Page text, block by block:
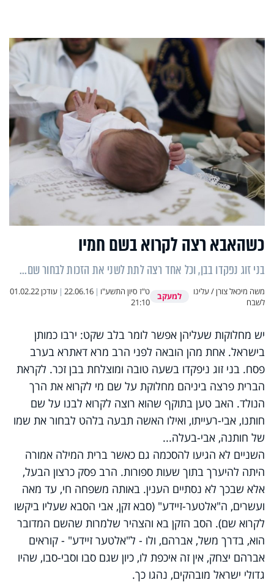
כשהאבא רצה לקרוא בשם חמיו
בני זוג נפקדו בבן, וכל אחד רצה לתת לשני את הזכות לבחור שם...
משה מיכאל צורן / עלינו
לשבח
למעקב ט"ז סיון התשע"ו |
22.06.16
| עודכן01.02.22
21:10
יש מחלוקות שעליהן אפשר לומר בלב שקט: ירבו כמותן
בישראל. אחת מהן הובאה לפני הרב מרא דאתרא בערב
פסח. בני זוג ניפקדו בשעה טובה ומוצלחת בבן זכר. לקראת
הברית פרצה ביניהם מחלוקת על שם מי לקרוא את הרך
הנולד. האב טען בתוקף שהוא רוצה לקרוא לבנו על שם
חותנו, אבי-רעייתו, ואילו האשה תבעה בלהט לבחור את שמו
של חותנה, אבי-בעלה...
השניים לא הגיעו להסכמה גם כאשר ברית המילה אמורה
היתה להיערך בתוך שעות ספורות. הרב פסק כרצון הבעל,
אלא שבכך לא נסתיים הענין. באותה משפחה חי, עד מאה
ועשרים, ה"אלטער-זיידע" (סבא זקן, אבי הסבא שעליו ביקשו
לקרוא שם). הסב הזקן בא והצהיר שלמרות שהשם המדובר
הוא, בדרך משל, אברהם, ולו - ל"אלטער זיידע" - קוראים
אברהם יצחק, אין זה איכפת לו, כיון שגם סבו וסבי-סבו, שהיו
גדולי ישראל מובהקים, נהגו כך.